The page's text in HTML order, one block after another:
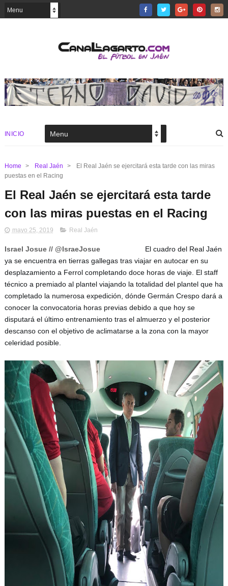
INICIO
Home > Real Jaén >
El Real Jaén se ejercitará esta tarde con las miras
puestas en el Racing
El Real Jaén se ejercitará esta tarde
con las miras puestas en el Racing
mayo 25, 2019 Real Jaén
Israel Josue // @IsraeJosue El cuadro del Real Jaén
ya se encuentra en tierras gallegas tras viajar en autocar en su
desplazamiento a Ferrol completando doce horas de viaje. El staff
técnico a premiado al plantel viajando la totalidad del plantel que ha
completado la numerosa expedición, dónde Germán Crespo dará a
conocer la convocatoria horas previas debido a que hoy se
disputará el último entrenamiento tras el almuerzo y el posterior
descanso con el objetivo de aclimatarse a la zona con la mayor
celeridad posible.